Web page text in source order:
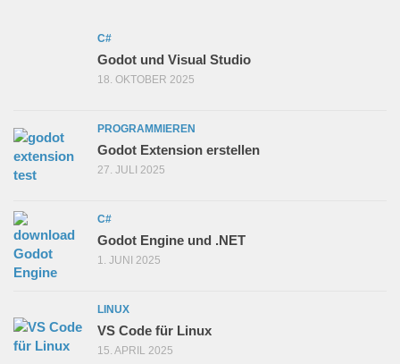
C#
Godot und Visual Studio
18. OKTOBER 2025
PROGRAMMIEREN
Godot Extension erstellen
27. JULI 2025
C#
Godot Engine und .NET
1. JUNI 2025
LINUX
VS Code für Linux
15. APRIL 2025